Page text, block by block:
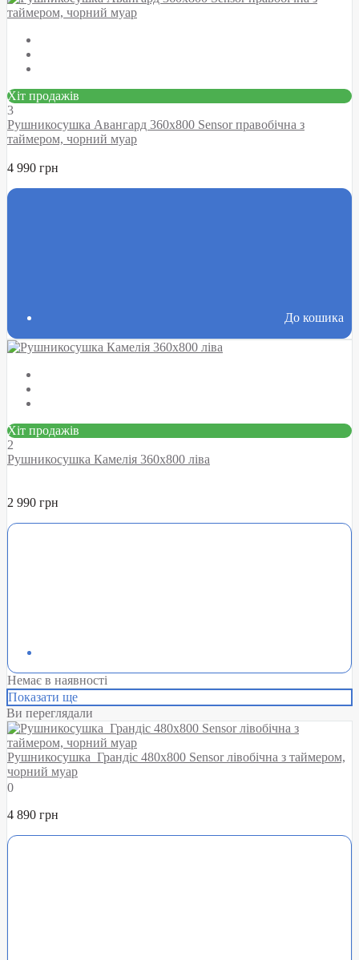
Хіт продажів
3
Рушникосушка Авангард 360х800 Sensor правобічна з
таймером, чорний муар
4 990 грн
До кошика
Хіт продажів
2
Рушникосушка Камелія 360х800 ліва
2 990 грн
Немає в наявності
Показати ще
Ви переглядали
Рушникосушка Грандіс 480х800 Sensor лівобічна з таймером,
чорний муар
0
4 890 грн